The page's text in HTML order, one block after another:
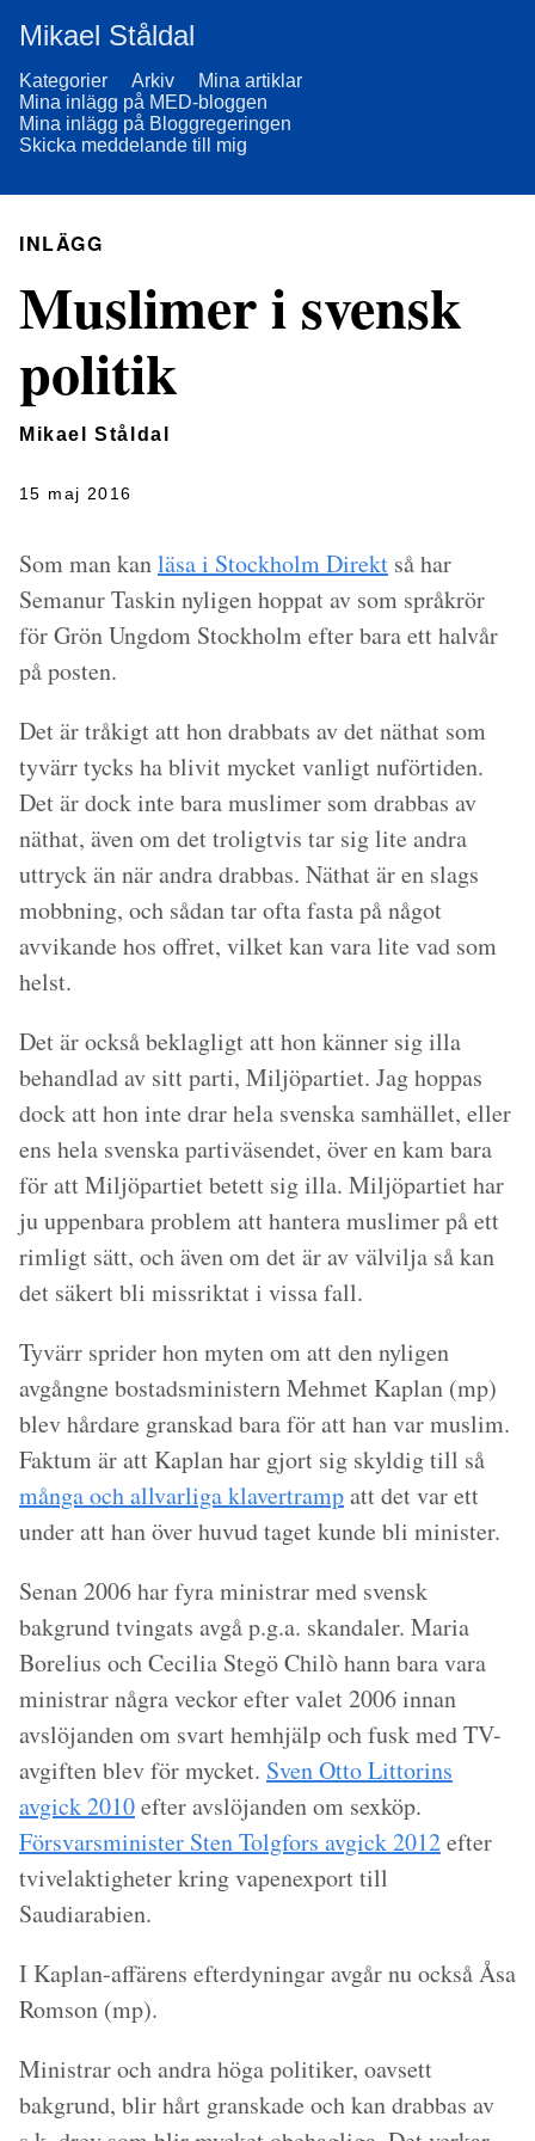
Mikael Ståldal
Kategorier Arkiv
Mina artiklar
Mina inlägg på MED-bloggen
Mina inlägg på Bloggregeringen
Skicka meddelande till mig
INLÄGG
Muslimer i svensk
politik
Mikael Ståldal
15 maj 2016
Som man kanläsa i Stockholm Direkt så har
Semanur Taskin nyligen hoppat av som språkrör
för Grön Ungdom Stockholm efter bara ett halvår
på posten.
Det är tråkigt att hon drabbats av det näthat som
tyvärr tycks ha blivit mycket vanligt nuförtiden.
Det är dock inte bara muslimer som drabbas av
näthat, även om det troligtvis tar sig lite andra
uttryck än när andra drabbas. Näthat är en slags
mobbning, och sådan tar ofta fasta på något
avvikande hos offret, vilket kan vara lite vad som
helst.
Det är också beklagligt att hon känner sig illa
behandlad av sitt parti, Miljöpartiet. Jag hoppas
dock att hon inte drar hela svenska samhället, eller
ens hela svenska partiväsendet, över en kam bara
för att Miljöpartiet betett sig illa. Miljöpartiet har
ju uppenbara problem att hantera muslimer på ett
rimligt sätt, och även om det är av välvilja så kan
det säkert bli missriktat i vissa fall.
Tyvärr sprider hon myten om att den nyligen
avgångne bostadsministern Mehmet Kaplan (mp)
blev hårdare granskad bara för att han var muslim.
Faktum är att Kaplan har gjort sig skyldig till så
många och allvarliga klavertrampatt det var ett
under att han över huvud taget kunde bli minister.
Senan 2006 har fyra ministrar med svensk
bakgrund tvingats avgå p.g.a. skandaler. Maria
Borelius och Cecilia Stegö Chilò hann bara vara
ministrar några veckor efter valet 2006 innan
avslöjanden om svart hemhjälp och fusk med TV-
avgiften blev för mycket. Sven Otto Littorins
avgick 2010efter avslöjanden om sexköp.
Försvarsminister Sten Tolgfors avgick 2012efter
tvivelaktigheter kring vapenexport till
Saudiarabien.
I Kaplan-affärens efterdyningar avgår nu också Åsa
Romson (mp).
Ministrar och andra höga politiker, oavsett
bakgrund, blir hårt granskade och kan drabbas av